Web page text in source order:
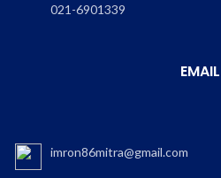
021-6901339
EMAIL
imron86mitra@gmail.com